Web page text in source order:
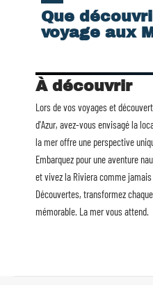
Que
voyage aux
À découvrir
Lors de vos voyages et
d'Azur, avez-vous envisagé la
la mer offre une perspective
Embarquez pour une aventure
et vivez la Riviera comme
Découvertes, transformez
mémorable. La mer vous attend.